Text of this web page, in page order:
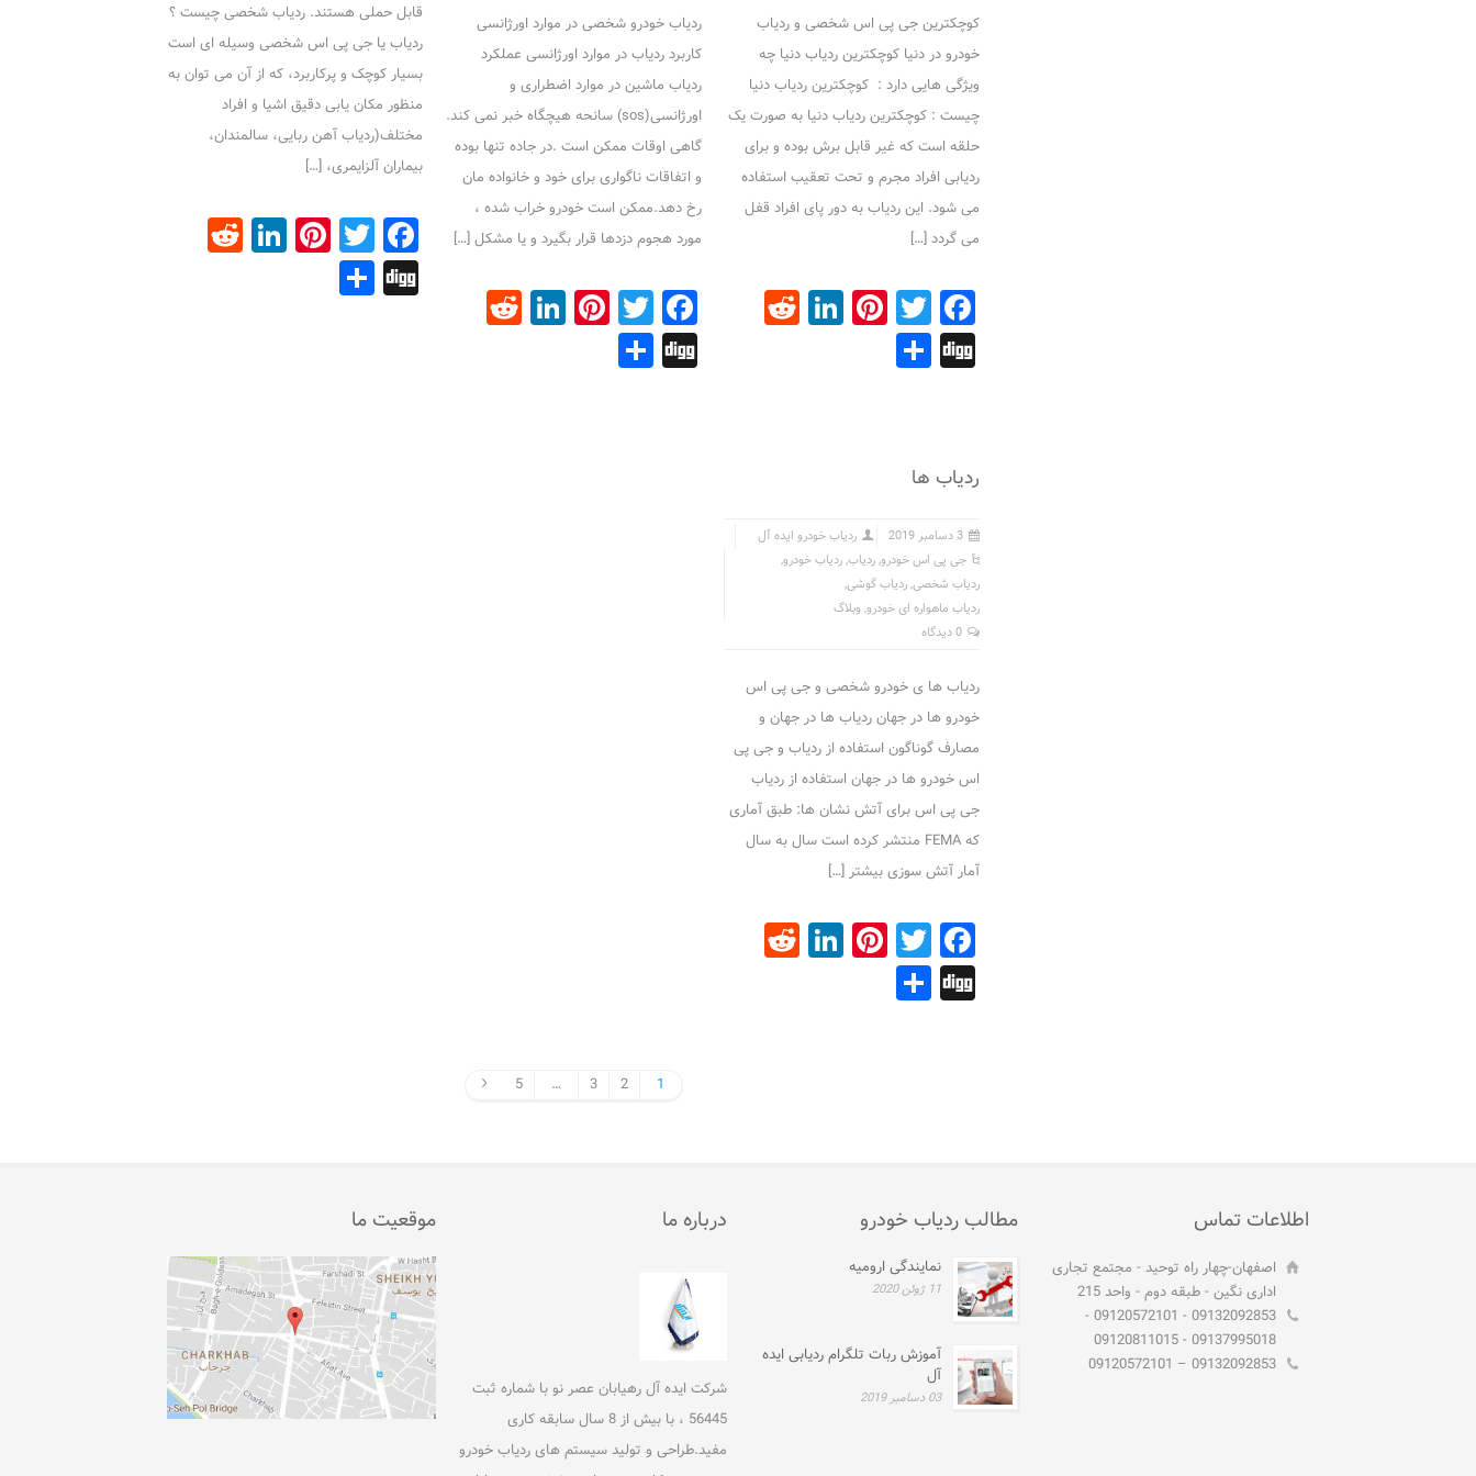
کوچکترین جی پی اس شخصی و ردیاب
خودرو در دنیا کوچکترین ردیاب دنیا چه
ویژگی هایی دارد : کوچکترین ردیاب دنیا
چیست : کوچکترین ردیاب دنیا به صورت یک
حلقه است که غیر قابل برش بوده و برای
ردیابی افراد مجرم و تحت تعقیب استفاده
می شود. این ردیاب به دور پای افراد قفل
می گردد […]
Facebook
Twitter
Pinterest
LinkedIn
Reddit
Digg
ردیاب خودرو شخصی در موارد اورژانسی
کاربرد ردیاب در موارد اورژانسی عملکرد
ردیاب ماشین در موارد اضطراری و
اورژانسی(sos) سانحه هیچگاه خبر نمی کند.
گاهی اوقات ممکن است .در جاده تنها بوده
و اتفاقات ناگواری برای خود و خانواده مان
رخ دهد.ممکن است خودرو خراب شده ،
مورد هجوم دزدها قرار بگیرد و یا مشکل […]
Facebook
Twitter
Pinterest
LinkedIn
Reddit
Digg
قابل حملی هستند. ردیاب شخصی چیست ؟
ردياب یا جی پی اس شخصی وسيله ای است
بسيار کوچک و پرکاربرد، که از آن می توان به
منظور مکان يابی دقيق اشيا و افراد
مختلف(ردیاب آهن ربایی، سالمندان،
بیماران آلزایمری، […]
Facebook
Twitter
Pinterest
LinkedIn
Reddit
Digg
Share
ردیاب ها
3 دسامبر 2019
ردیاب خودرو ایده آل
جی پی اس خودرو,ردیاب,ردیاب خودرو,
ردیاب شخصی,ردیاب گوشی,
ردیاب ماهواره ای خودرو, وبلاگ
0 دیدگاه
ردیاب ها ی خودرو شخصی و جی پی اس
خودرو ها در جهان ردیاب ها در جهان و
مصارف گوناگون استفاده از ردیاب و جی پی
اس خودرو ها در جهان استفاده از ردیاب
جی پی اس برای آتش نشان ها: طبق آماری
که FEMA منتشر کرده است سال به سال
آمار آتش سوزی بیشتر […]
Facebook
Twitter
Pinterest
LinkedIn
Digg
1
2
3
…
5
اطلاعات تماس
اصفهان-چهار راه توحید - مجتمع تجاری
اداری نگین - طبقه دوم - واحد 215
09132092853 - 09120572101 -
09137995018 - 09120811015
09132092853 – 09120572101
مطالب ردیاب خودرو
نمایندگی ارومیه
11 ژوئن 2020
آموزش ربات تلگرام ردیابی ایده
آل
03 دسامبر 2019
درباره ما
شرکت ایده آل رهیابان عصر نو با شماره ثبت
56445 ، با بیش از 8 سال سابقه کاری
مفید.طراحی و تولید سیستم های ردیاب خودرو
موقعیت ما